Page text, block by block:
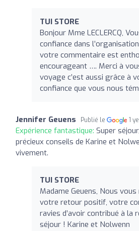
TUI STORE
Bonjour Mme LECLERCQ,
confiance dans
votre commentaire est
encourageant …. Merci à
voyage c’est aussi grâce à
confiance que vous nous
Jennifer Geuens Publié le 1
Expérience fantastique: Super
précieux conseils de Karine et
vivement.
TUI STORE
Madame Geuens, Nous
votre retour positif, votre
ravies d’avoir contribué à la
séjour ! Karine et Nolwenn